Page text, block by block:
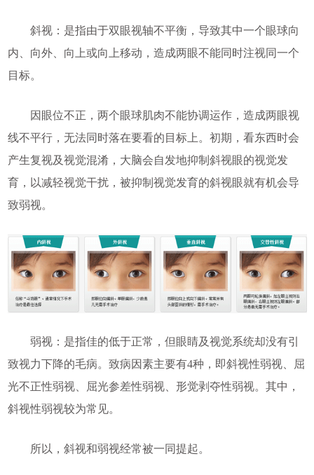
斜视：是指由于双眼视轴不平衡，导致其中一个眼球向
内、向外、向上或向上移动，造成两眼不能同时注视同一个
目标。
因眼位不正，两个眼球肌肉不能协调运作，造成两眼视
线不平行，无法同时落在要看的目标上。初期，看东西时会
产生复视及视觉混淆，大脑会自发地抑制斜视眼的视觉发
育，以减轻视觉干扰，被抑制视觉发育的斜视眼就有机会导
致弱视。
弱视：是指佳的低于正常，但眼睛及视觉系统却没有引
致视力下降的毛病。致病因素主要有4种，即斜视性弱视、屈
光不正性弱视、屈光参差性弱视、形觉剥夺性弱视。其中，
斜视性弱视较为常见。
所以，斜视和弱视经常被一同提起。